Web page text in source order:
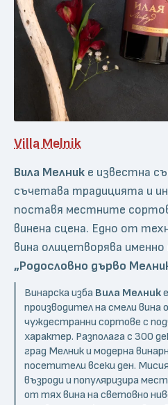
Villa Melnik
Вила Мелник е известна
съчетава традицията и
поставя местните
винена сцена. Едно от
вина олицетворява
„Родословно дърво
Винарска изба Вила Мелник
производител на смели
чуждестранни сортове с
характер. Разполага с 300
град Мелник и модерна
посетители всеки ден.
възроди и популяризира
от тях вина на световно